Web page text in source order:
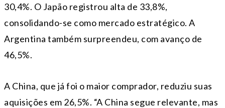
30,4%. O Japão registrou alta de 33,8%,
consolidando-se como mercado estratégico. A
Argentina também surpreendeu, com avanço de
46,5%.
A China, que já foi o maior comprador, reduziu suas
aquisições em 26,5%. “A China segue relevante, mas